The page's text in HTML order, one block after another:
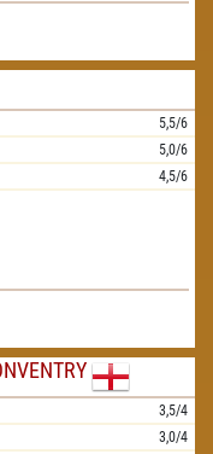
5,5/6
5,0/6
4,5/6
3,5/4
3,0/4